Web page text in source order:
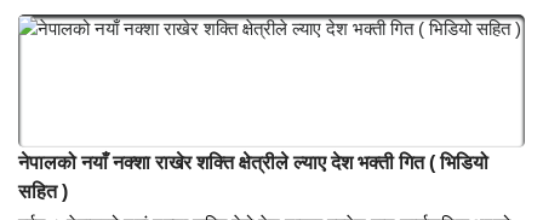
डाँडाकटेरी गाँउको चिनारी म्युजिक भिडियो
सुन्दर, शान्त अनी रमाइलो "डाँडाकटेरी गाँउ"को चिनारी म्युजिक भिडियो